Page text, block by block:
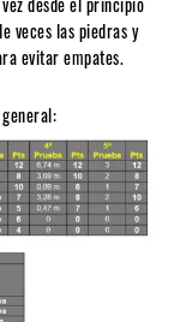
veces las piedras y
evitar empates.